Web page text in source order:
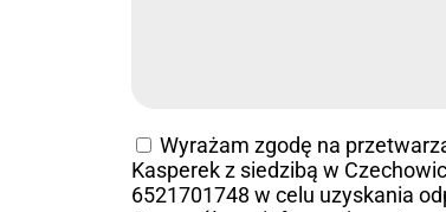
Wyrażam zgodę na
Kasperek z siedzibą w
6521701748 w celu uzyskania